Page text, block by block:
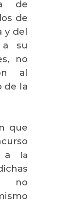
de
de
y del
a su
no
al
de la
que
a
la
no